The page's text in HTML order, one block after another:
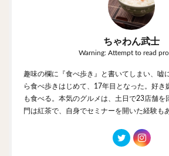
ちゃわん武士
Warning: Attempt to read
趣味の欄に『食べ歩き』と書いてしまい、嘘
ら食べ歩きはじめて、17年目となった。好き
も食べる。本気のグルメは、土日で23店舗を
門は紅茶で、自身でセミナーを開いた経験も